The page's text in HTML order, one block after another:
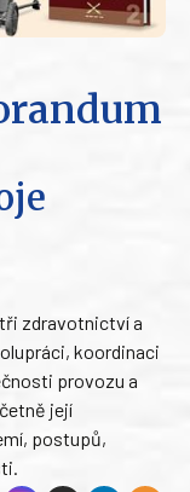
zdravotnictví a
koordinaci
provozu a
její
postupů,